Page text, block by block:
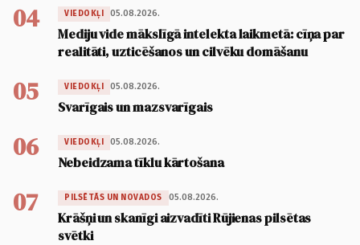
04 VIEDOKĻI 05.08.2026.
Mediju vide mākslīgā intelekta laikmetā: cīņa par
realitāti, uzticēšanos un cilvēku domāšanu
05 VIEDOKĻI 05.08.2026.
Svarīgais un mazsvarīgais
06 VIEDOKĻI 05.08.2026.
Nebeidzama tīklu kārtošana
07 PILSĒTĀS UN NOVADOS 05.08.2026.
Krāšņi un skanīgi aizvadīti Rūjienas pilsētas
svētki